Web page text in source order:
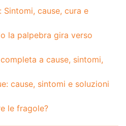
cause, cura e
la palpebra gira verso
a cause, sintomi,
cause, sintomi e soluzioni
le fragole?